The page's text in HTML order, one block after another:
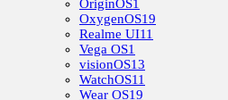
OriginOS1
OxygenOS19
Realme UI11
Vega OS1
visionOS13
WatchOS11
Wear OS19